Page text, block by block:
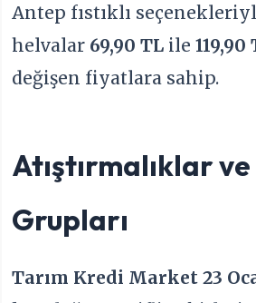
Antep fıstıklı
helvalar 69,90 TL ile119,90
değişen fiyatlara sahip.
Atıştırmalıklar
Grupları
Tarım Kredi Market 23